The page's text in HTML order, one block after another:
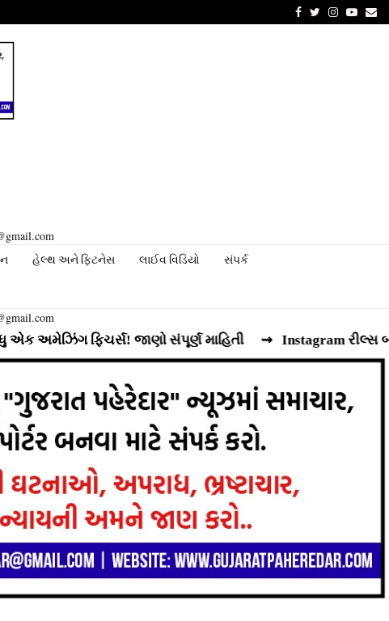
FacebookTwitter
Instagram
હેલ્થ અને ફિટનેસ લાઈવ વિડિયો સંપર્ક
ફિચર્સ! જાણો સંપૂર્ણ માહિતી ⇝ Instagram રીલ્સ